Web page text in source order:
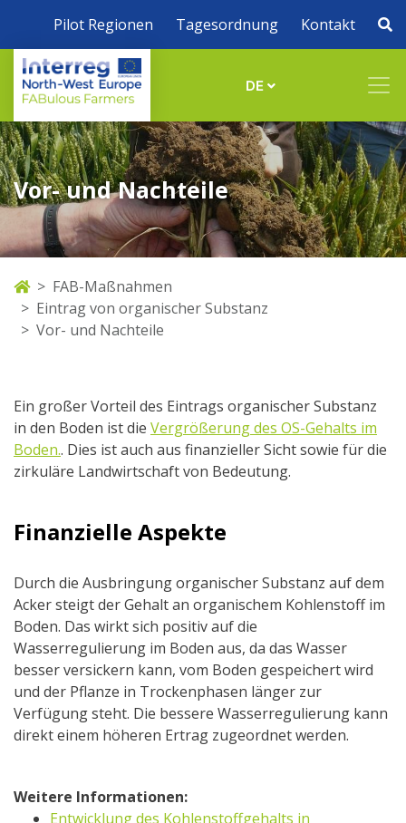
Pilot Regionen Tagesordnung Kontakt
DE
Vor- und Nachteile
FAB-Maßnahmen
Eintrag von organischer Substanz
Vor- und Nachteile
Ein großer Vorteil des Eintrags organischer Substanz
in den Boden ist die Vergrößerung des OS-Gehalts im
Boden.. Dies ist auch aus finanzieller Sicht sowie für die
zirkuläre Landwirtschaft von Bedeutung.
Finanzielle Aspekte
Durch die Ausbringung organischer Substanz auf dem
Acker steigt der Gehalt an organischem Kohlenstoff im
Boden. Das wirkt sich positiv auf die
Wasserregulierung im Boden aus, da das Wasser
besser versickern kann, vom Boden gespeichert wird
und der Pflanze in Trockenphasen länger zur
Verfügung steht. Die bessere Wasserregulierung kann
direkt einem höheren Ertrag zugeordnet werden.
Weitere Informationen:
Entwicklung des Kohlenstoffgehalts in